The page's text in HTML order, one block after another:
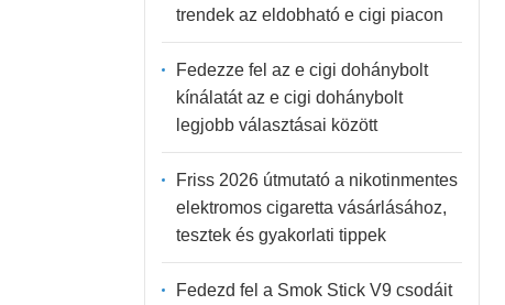
trendek az eldobható e cigi piacon
Fedezze fel az e cigi dohánybolt
kínálatát az e cigi dohánybolt
legjobb választásai között
Friss 2026 útmutató a nikotinmentes
elektromos cigaretta vásárlásához,
tesztek és gyakorlati tippek
Fedezd fel a Smok Stick V9 csodáit